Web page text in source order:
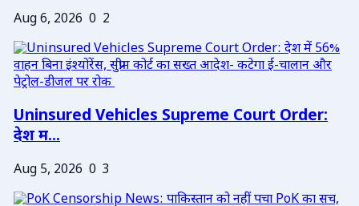
Aug 6, 2026 0 2
Uninsured Vehicles Supreme Court Order:
देश म...
Aug 5, 2026 0 3